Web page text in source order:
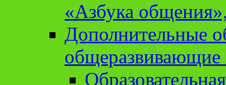
«Азбука
Дополнительные